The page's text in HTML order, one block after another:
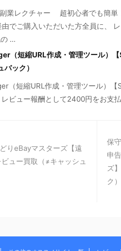
業レクチャー 超初心者でも簡単
由でご購入いただいた方全員に、
...
（短縮URL作成・管理ツール）
ック）
（短縮URL作成・管理ツール）
ビュー報酬として2400円をお支
りeBayマスターズ【遠
ュー買取（≠キャッシュ
保
申
ズ
ク）